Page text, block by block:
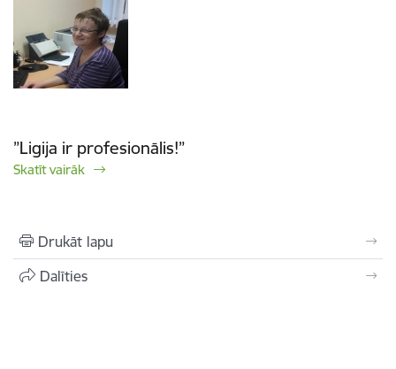
”Ligija ir profesionālis!”
Skatīt vairāk
Drukāt lapu
Dalīties